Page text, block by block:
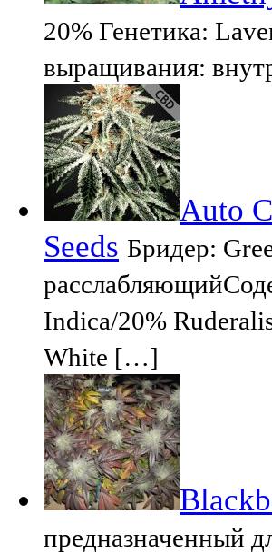
20% Генетика:
выращивания:
Auto
Seeds Бридер:
Indica/20%
White […]
предназначенный